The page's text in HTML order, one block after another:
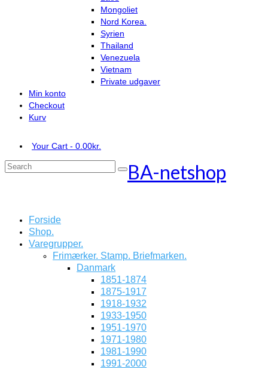
Mongoliet
Nord Korea.
Syrien
Thailand
Venezuela
Vietnam
Private udgaver
Min konto
Checkout
Kurv
Your Cart - 0.00kr.
Search
BA-netshop
Forside
Shop.
Varegrupper.
Frimærker. Stamp. Briefmarken.
Danmark
1851-1874
1875-1917
1918-1932
1933-1950
1951-1970
1971-1980
1981-1990
1991-2000